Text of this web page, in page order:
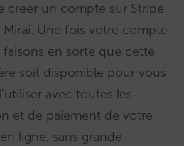
créer un compte sur Stripe
Une fois votre compte
en sorte que cette
soit disponible pour vous
avec toutes les
et de paiement de votre
ligne, sans grande